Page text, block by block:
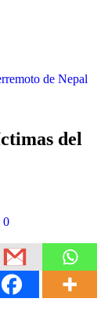
de Nepal
del
0